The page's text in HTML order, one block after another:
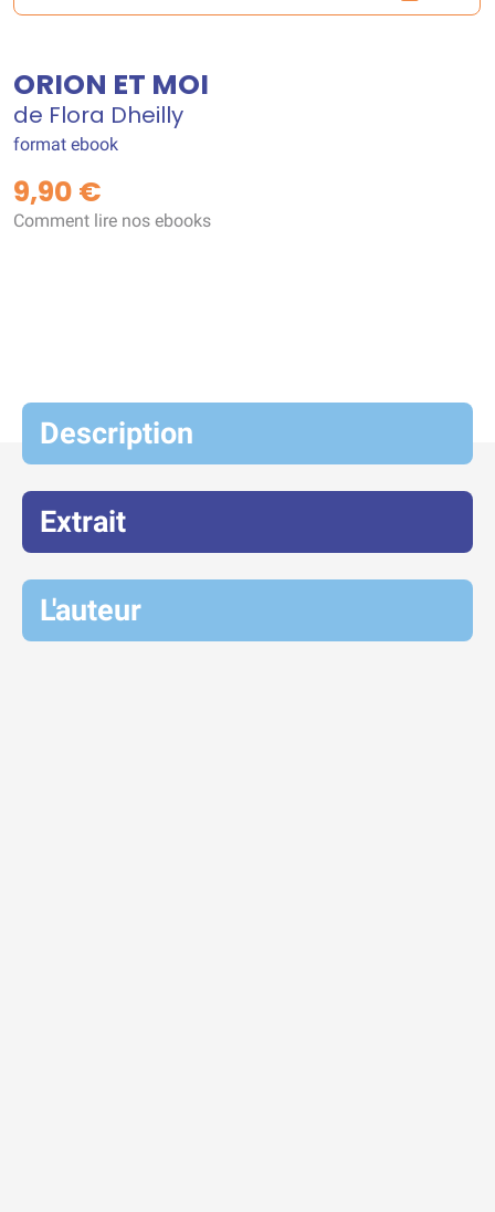
ORION ET MOI
de Flora Dheilly
format ebook
9,90 €
Comment lire nos ebooks
Description
Extrait
L'auteur